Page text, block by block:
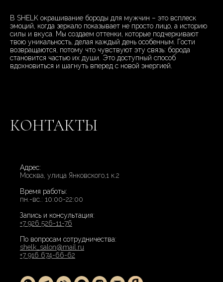
В SHELK окрашивание бороды для мужчин – это всплеск
эмоций, когда зеркало показывает не просто лицо, а историю
силы и вкуса. Мы создаем оттенки, которые подчеркивают
твою уникальность, делая каждый день особенным. Гости
возвращаются, потому что чувствуют эту связь: борода
становится частью их души. Это доступный способ
вдохновиться и шагнуть вперед с новой энергией.
КОНТАКТЫ
Адрес:
Москва, улица Янковского,1 к.2
Время работы:
пн.-вс.: 10:00-22:00
Запись и консультация:
+7 926 526-11-76
По вопросам сотрудничества:
shelk_salon@mail.ru
+7 916 674-66-62